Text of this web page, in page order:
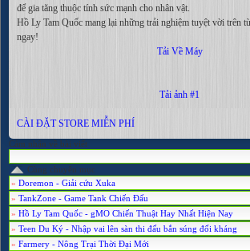
để gia tăng thuộc tính sức mạnh cho nhân vật.
Hồ Ly Tam Quốc mang lại những trải nghiệm tuyệt vời trên
ngay!
Tải Về Máy
Tải ảnh #1
CÀI ĐẶT STORE MIỄN PHÍ
Cảm nhận về bài viết
Cùng chuyên mục
» Doremon - Giải cứu Xuka
» TankZone - Game Tank Chiến Đấu
» Hồ Ly Tam Quốc - gMO Chiến Thuật Hay Nhất Hiện Nay
» Teen Du Ký - Nhập vai lên sàn thi đấu bắn súng đối kháng
» Farmery - Nông Trại Thời Đại Mới